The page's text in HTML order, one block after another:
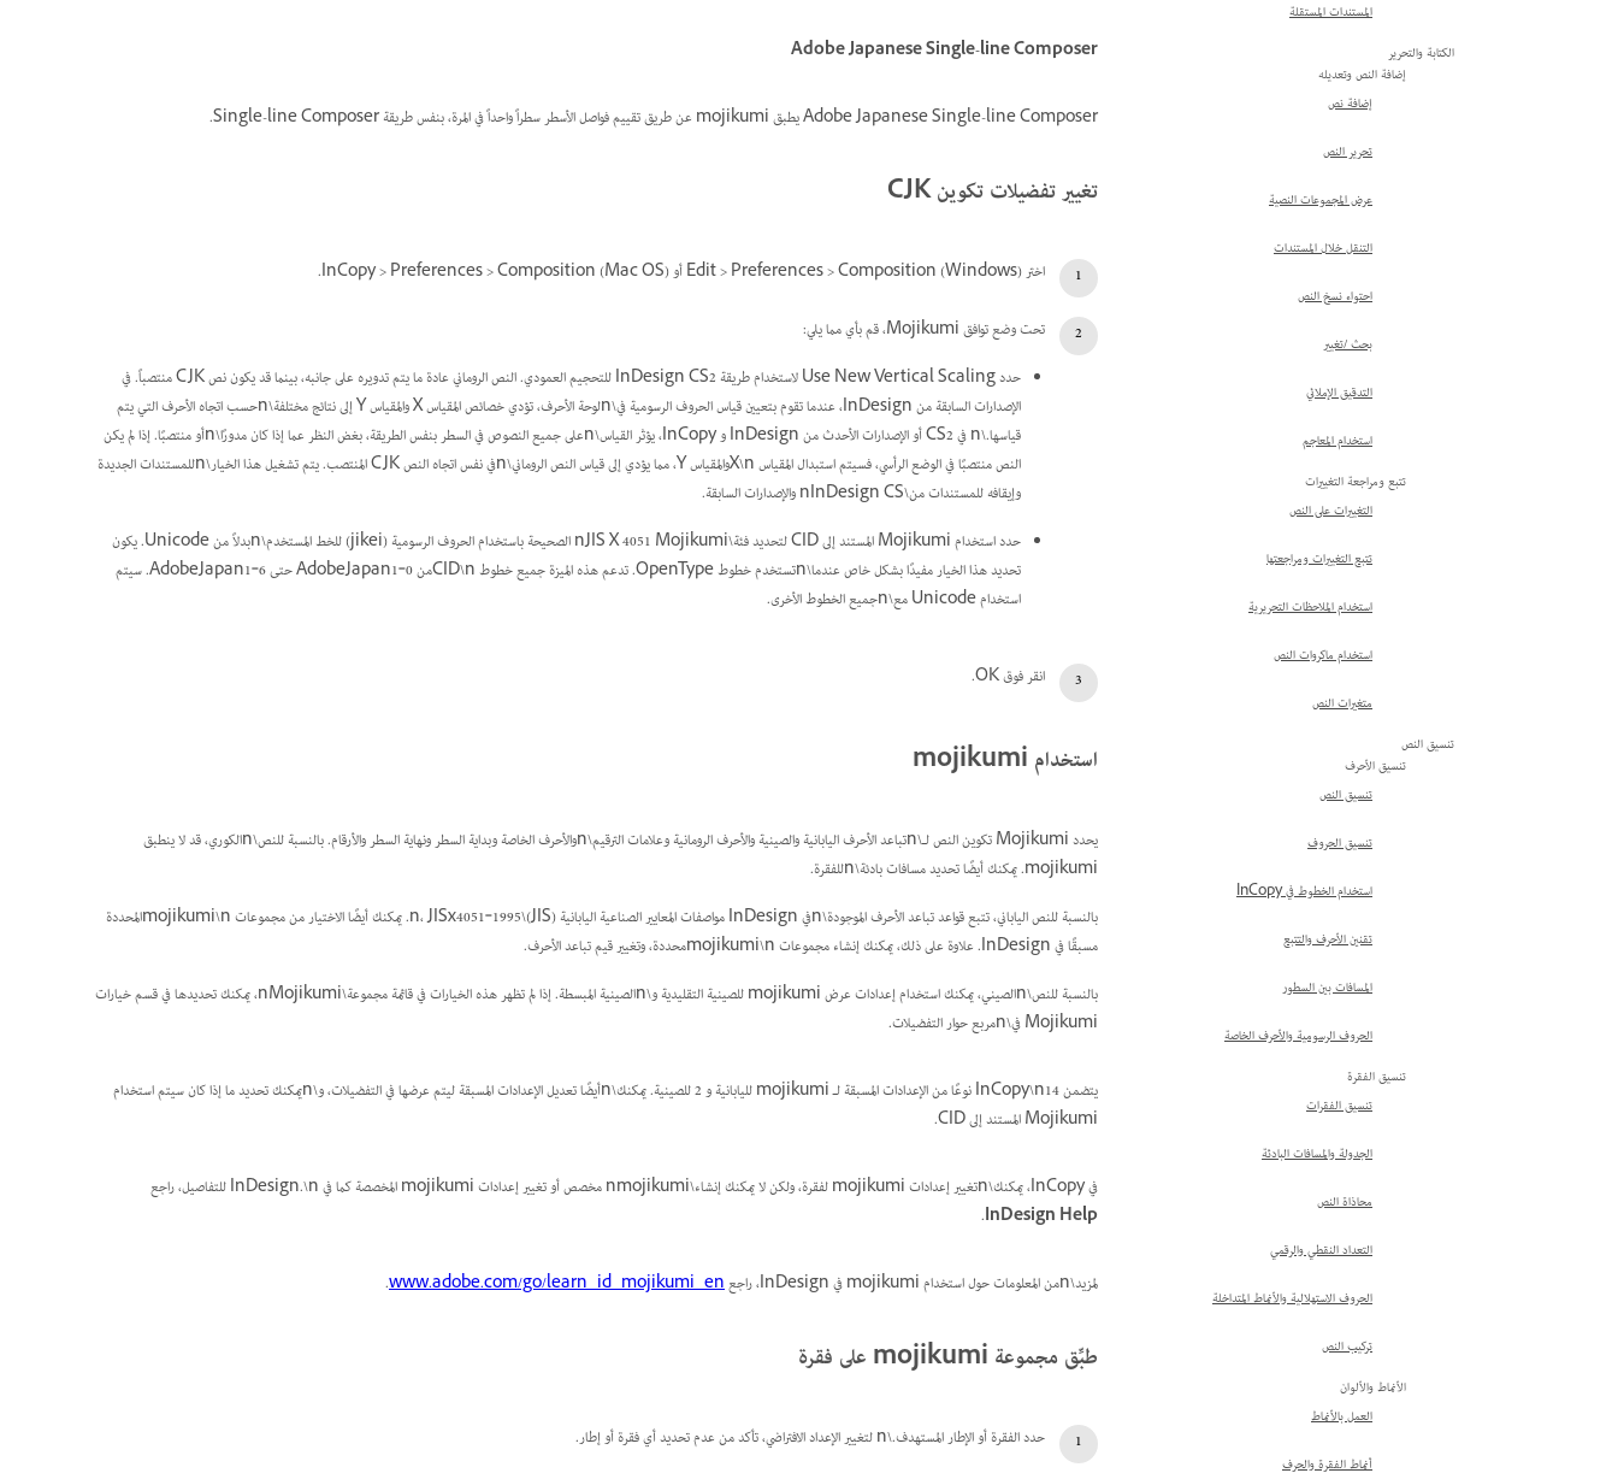
المستندات المستقلة
الكتابة والتحرير
إضافة النص وتعديله
إضافة نص
تحرير النص
عرض المجموعات النصية
التنقل خلال المستندات
احتواء نسخ النص
بحث /تغيير
التدقيق الإملائي
استخدام المعاجم
تتبع ومراجعة التغييرات
التغييرات على النص
تتبع التغييرات ومراجعتها
استخدام الملاحظات التحريرية
استخدام ماكروات النص
متغيرات النص
تنسيق النص
تنسيق الأحرف
تنسيق النص
تنسيق الحروف
استخدام الخطوط في InCopy
تقنين الأحرف والتتبع
المسافات بين السطور
الحروف الرسومية والأحرف الخاصة
تنسيق الفقرة
تنسيق الفقرات
الجدولة والمسافات البادئة
محاذاة النص
التعداد النقطي والرقمي
الحروف الاستهلالية والأنماط المتداخلة
تركيب النص
الأنماط والألوان
العمل بالأنماط
أنماط الفقرة والحرف
Adobe Japanese Single-line Composer
Adobe Japanese Single-line Composer يطبق mojikumi عن طريق تقييم فواصل الأسطر سطراً واحداً في المرة، بنفس طريقة Single-line Composer.
تغيير تفضيلات تكوين CJK
اختر Edit > Preferences > Composition (Windows) أو InCopy > Preferences > Composition (Mac OS).
تحت وضع توافق Mojikumi، قم بأي مما يلي:
حدد Use New Vertical Scaling لاستخدام طريقة InDesign CS2 للتحجيم العمودي. النص الروماني عادة ما يتم تدويره على جانبه، بينما قد يكون نص CJK منتصباً. في
الإصدارات السابقة من InDesign، عندما تقوم بتعيين قياس الحروف الرسومية في\nلوحة الأحرف، تؤدي خصائص المقياس X والمقياس Y إلى نتائج مختلفة\nحسب اتجاه الأحرف التي يتم
قياسها.\n في CS2 أو الإصدارات الأحدث من InDesign و InCopy، يؤثر القياس\nعلى جميع النصوص في السطر بنفس الطريقة، بغض النظر عما إذا كان مدورًا\nأو منتصبًا. إذا لم يكن
النص منتصبًا في الوضع الرأسي، فسيتم استبدال المقياس X\nوالمقياس Y، مما يؤدي إلى قياس النص الروماني\nفي نفس اتجاه النص CJK المنتصب. يتم تشغيل هذا الخيار\nللمستندات الجديدة
وإيقافه للمستندات من\nInDesign CS والإصدارات السابقة.
حدد استخدام Mojikumi المستند إلى CID لتحديد فئة\nJIS X 4051 Mojikumi الصحيحة باستخدام الحروف الرسومية (jikei) للخط المستخدم\nبدلاً من Unicode. يكون
تحديد هذا الخيار مفيدًا بشكل خاص عندما\nتستخدم خطوط OpenType. تدعم هذه الميزة جميع خطوط CID\nمن AdobeJapan1‑0 حتى AdobeJapan1‑6. سيتم
استخدام Unicode مع\nجميع الخطوط الأخرى.
انقر فوق OK.
استخدام mojikumi
يحدد Mojikumi تكوين النص لـ\nتباعد الأحرف اليابانية والصينية والأحرف الرومانية وعلامات الترقيم\nوالأحرف الخاصة وبداية السطر ونهاية السطر والأرقام. بالنسبة للنص\nالكوري، قد لا ينطبق
mojikumi. يمكنك أيضًا تحديد مسافات بادئة\nللفقرة.
بالنسبة للنص الياباني، تتبع قواعد تباعد الأحرف الموجودة\nفي InDesign مواصفات المعايير الصناعية اليابانية (JIS)\n، JISx4051‑1995. يمكنك أيضًا الاختيار من مجموعات mojikumi\nالمحددة
مسبقًا في InDesign. علاوة على ذلك، يمكنك إنشاء مجموعات mojikumi\nمحددة، وتغيير قيم تباعد الأحرف.
بالنسبة للنص\nالصيني، يمكنك استخدام إعدادات عرض mojikumi للصينية التقليدية و\nالصينية المبسطة. إذا لم تظهر هذه الخيارات في قائمة مجموعة\nMojikumi، يمكنك تحديدها في قسم خيارات
Mojikumi في\nمربع حوار التفضيلات.
يتضمن InCopy\n14 نوعًا من الإعدادات المسبقة لـ mojikumi لليابانية و 2 للصينية. يمكنك\nأيضًا تعديل الإعدادات المسبقة ليتم عرضها في التفضيلات، و\nيمكنك تحديد ما إذا كان سيتم استخدام
Mojikumi المستند إلى CID.
في InCopy، يمكنك\nتغيير إعدادات mojikumi لفقرة، ولكن لا يمكنك إنشاء\nmojikumi مخصص أو تغيير إعدادات mojikumi المخصصة كما في InDesign.\n للتفاصيل، راجع
‎InDesign Help
.
لمزيد\nمن المعلومات حول استخدام mojikumi في InDesign، راجع www.adobe.com/go/learn_id_mojikumi_en
.
طبِّق مجموعة mojikumi على فقرة
حدد الفقرة أو الإطار المستهدف.\n لتغيير الإعداد الافتراضي، تأكد من عدم تحديد أي فقرة أو إطار.